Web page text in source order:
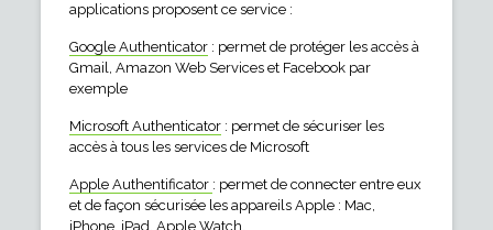
applications proposent ce service :
Google Authenticator: permet de protéger les accès à
Gmail, Amazon Web Services et Facebook par
exemple
Microsoft Authenticator: permet de sécuriser les
accès à tous les services de Microsoft
Apple Authentificator : permet de connecter entre eux
et de façon sécurisée les appareils Apple : Mac,
iPhone, iPad, Apple Watch.